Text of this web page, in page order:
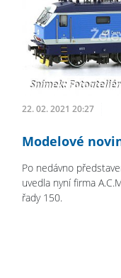
22. 02. 2021 20:27
Modelové
Po nedávno
uvedla nyní firma
řady 150.